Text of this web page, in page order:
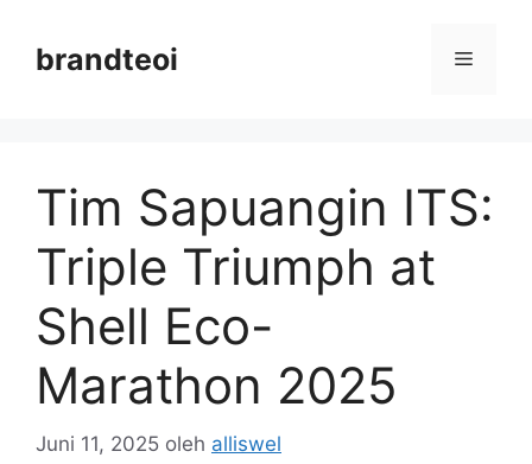
brandteoi Menu
Tim Sapuangin ITS:
Triple Triumph at
Shell Eco-
Marathon 2025
Juni 11, 2025 oleh alliswel